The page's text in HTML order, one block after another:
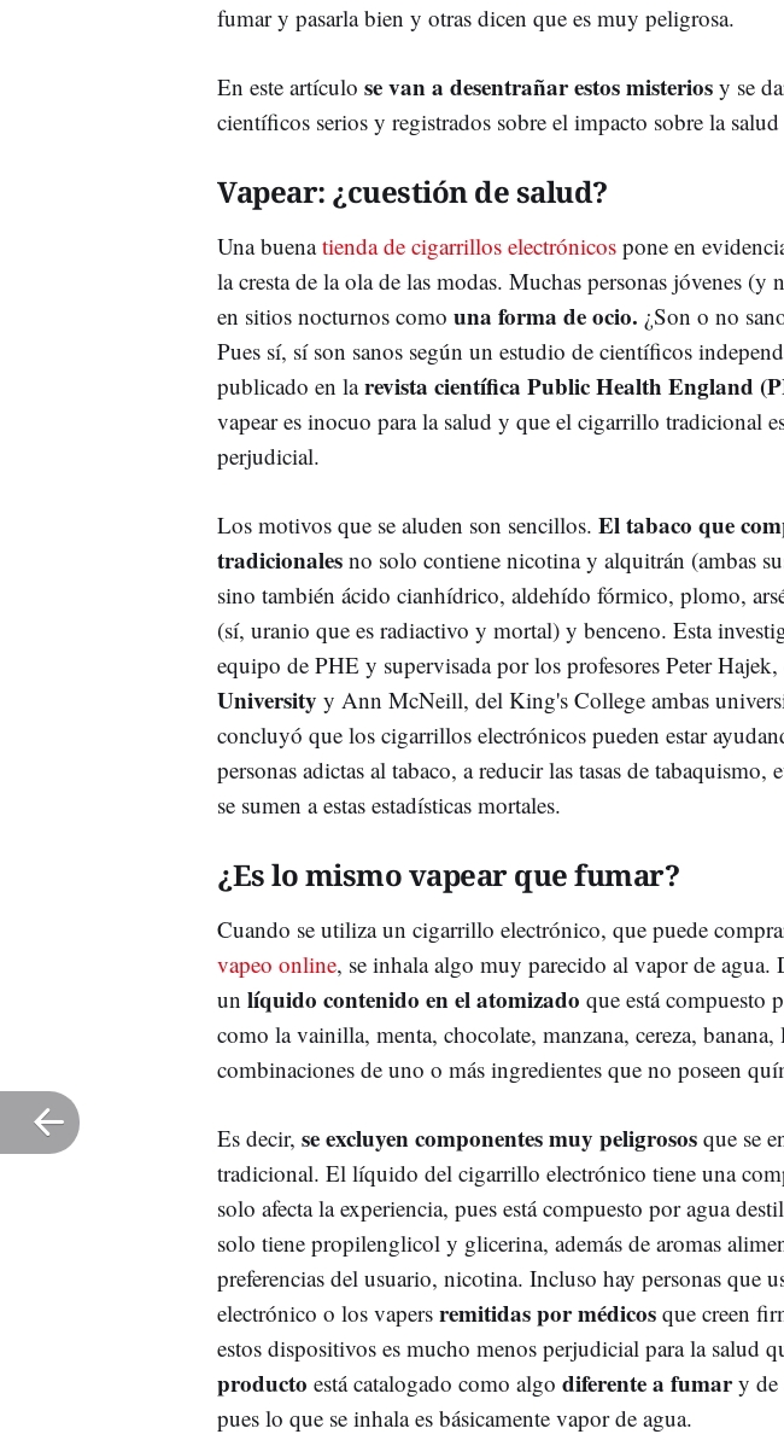
fumar y pasarla bien y otras dicen que es muy peligrosa.
En este artículo se van a desentrañar estos misterios y se
científicos serios y registrados sobre el impacto sobre la
Vapear: ¿cuestión de salud?
Una buenatienda de cigarrillos electrónicos pone en
la cresta de la ola de las modas. Muchas personas jóvenes (y
en sitios nocturnos como una forma de ocio. ¿Son o no
Pues sí, sí son sanos según un estudio de científicos
publicado en larevista científica Public Health England
vapear es inocuo para la salud y que el cigarrillo tradicional
perjudicial.
Los motivos que se aluden son sencillos. El tabaco que
tradicionales no solo contiene nicotina y alquitrán (ambas
sino también ácido cianhídrico, aldehído fórmico, plomo,
(sí, uranio que es radiactivo y mortal) y benceno. Esta
equipo de PHE y supervisada por los profesores Peter
University y Ann McNeill, del King's College ambas
concluyó que los cigarrillos electrónicos pueden estar
personas adictas al tabaco, a reducir las tasas de tabaquismo,
se sumen a estas estadísticas mortales.
¿Es lo mismo vapear que fumar?
Cuando se utiliza un cigarrillo electrónico, que puede
vapeo online, se inhala algo muy parecido al vapor de agua.
un líquido contenido en el atomizado que está compuesto
como la vainilla, menta, chocolate, manzana, cereza,
combinaciones de uno o más ingredientes que no poseen
Es decir, se excluyen componentes muy peligrosos que se
tradicional. El líquido del cigarrillo electrónico tiene una
solo afecta la experiencia, pues está compuesto por agua
solo tiene propilenglicol y glicerina, además de aromas
preferencias del usuario, nicotina. Incluso hay personas que
electrónico o los vapers remitidas por médicos que creen
estos dispositivos es mucho menos perjudicial para la salud
producto está catalogado como algo diferente a fumary
pues lo que se inhala es básicamente vapor de agua.